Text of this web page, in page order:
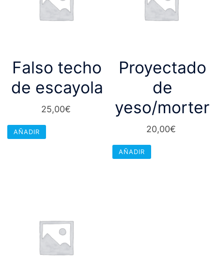
Falso techo
de escayola
25,00€
AÑADIR
Proyectado
de
yeso/
20,00€
AÑADIR